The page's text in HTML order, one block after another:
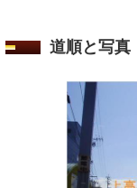
道順と写真